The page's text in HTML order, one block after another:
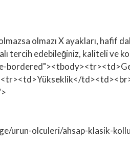
olmazı X ayakları, hafif
tercih edebileğiniz, kaliteli
urun-olculeri/ahsap-klasik-